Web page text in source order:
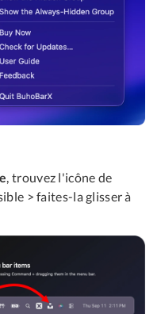
, trouvez l'icône de
> faites-la glisser à